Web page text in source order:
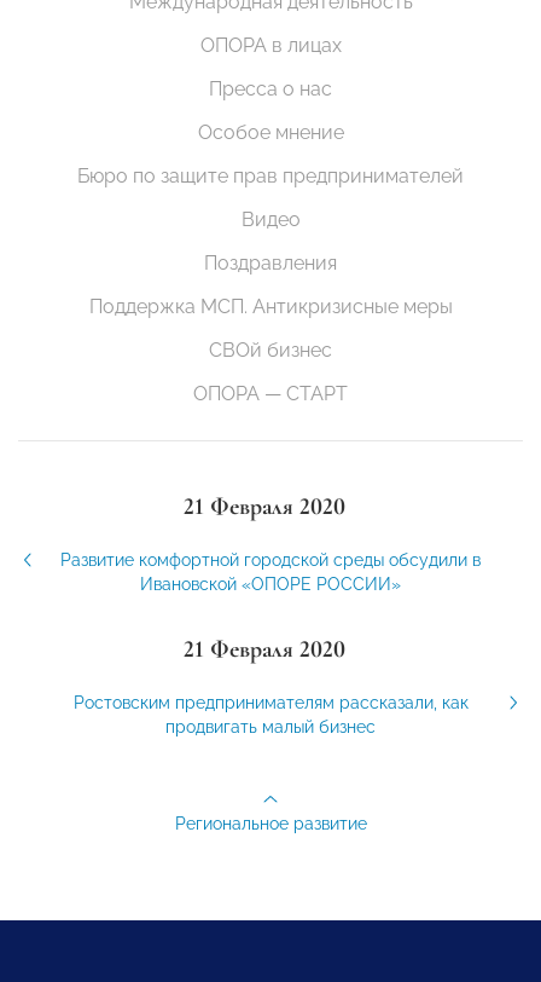
ОПОРА в лицах
Пресса о нас
Особое мнение
Бюро по защите прав предпринимателей
Видео
Поздравления
Поддержка МСП. Антикризисные меры
СВОй бизнес
ОПОРА — СТАРТ
21 Февраля 2020
Развитие комфортной городской среды обсудили в
Ивановской «ОПОРЕ РОССИИ»
21 Февраля 2020
Ростовским предпринимателям рассказали, как
продвигать малый бизнес
Региональное развитие